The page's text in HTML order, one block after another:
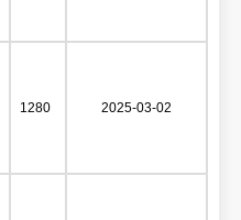
1280 2025-03-02